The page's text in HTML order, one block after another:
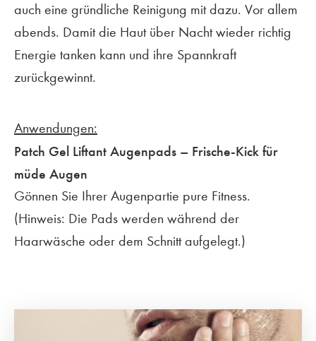
auch eine gründliche Reinigung mit dazu. Vor allem
abends. Damit die Haut über Nacht wieder richtig
Energie tanken kann und ihre Spannkraft
zurückgewinnt.
Anwendungen:
Patch Gel Liftant Augenpads – Frische-Kick für
müde Augen
Gönnen Sie Ihrer Augenpartie pure Fitness.
(Hinweis: Die Pads werden während der
Haarwäsche oder dem Schnitt aufgelegt.)